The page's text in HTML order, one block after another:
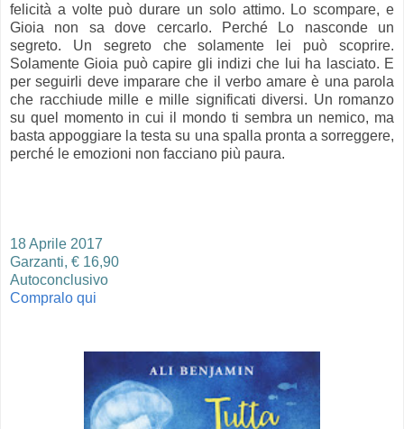
felicità a volte può durare un solo attimo. Lo scompare, e
Gioia non sa dove cercarlo. Perché Lo nasconde un
segreto. Un segreto che solamente lei può scoprire.
Solamente Gioia può capire gli indizi che lui ha lasciato. E
per seguirli deve imparare che il verbo amare è una parola
che racchiude mille e mille significati diversi. Un romanzo
su quel momento in cui il mondo ti sembra un nemico, ma
basta appoggiare la testa su una spalla pronta a sorreggere,
perché le emozioni non facciano più paura.
18 Aprile 2017
Garzanti, € 16,90
Autoconclusivo
Compralo qui